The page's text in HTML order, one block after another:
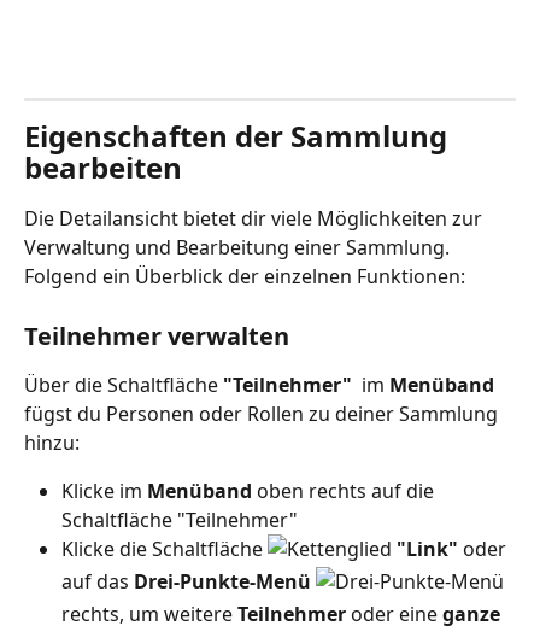
Eigenschaften der Sammlung
bearbeiten
Die Detailansicht bietet dir viele Möglichkeiten zur
Verwaltung und Bearbeitung einer Sammlung.
Folgend ein Überblick der einzelnen Funktionen:
Teilnehmer verwalten
Über die Schaltfläche "Teilnehmer"
  im
Menüband
fügst du Personen oder Rollen zu deiner Sammlung
hinzu:
Klicke im Menüband oben rechts auf die
Schaltfläche "Teilnehmer"
Klicke die Schaltfläche
"Link" oder
auf das Drei-Punkte-Menü
rechts, um weitere Teilnehmer oder eine ganze